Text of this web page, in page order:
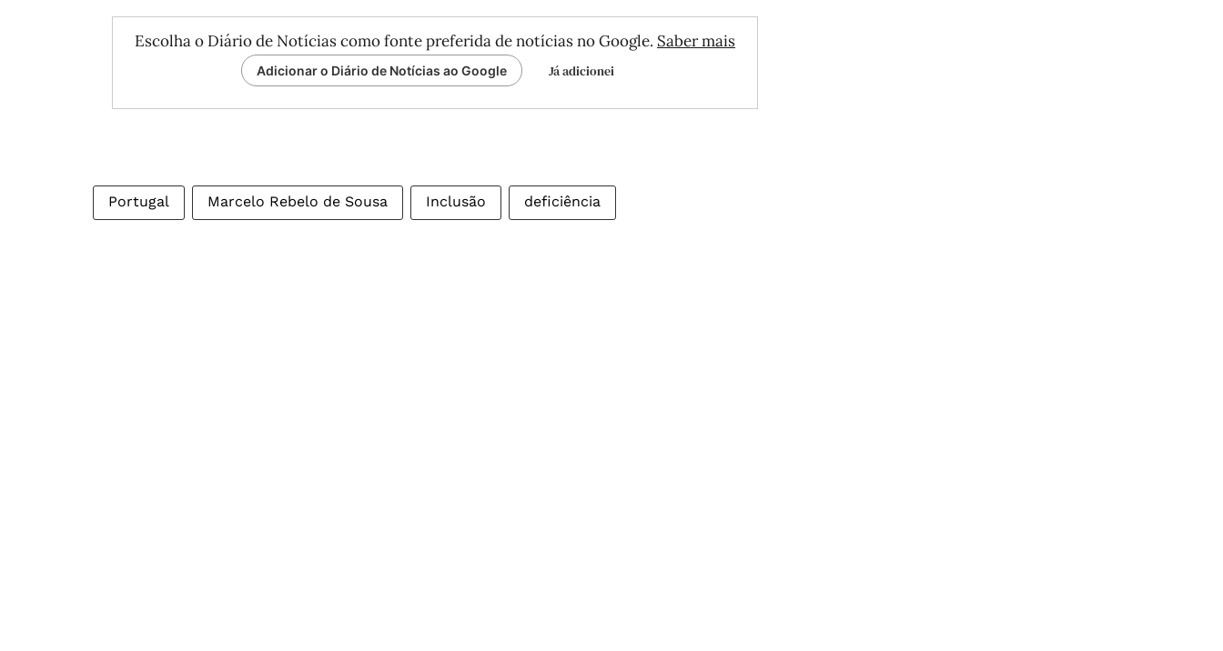
Escolha o Diário de Notícias como fonte preferida de notícias no Google. Saber mais
Adicionar o Diário de Notícias ao Google Já adicionei
Portugal Marcelo Rebelo de Sousa Inclusão deficiência